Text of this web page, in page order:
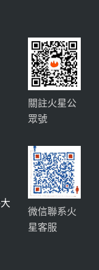
關註火星公
眾號
微信聯系火
星客服